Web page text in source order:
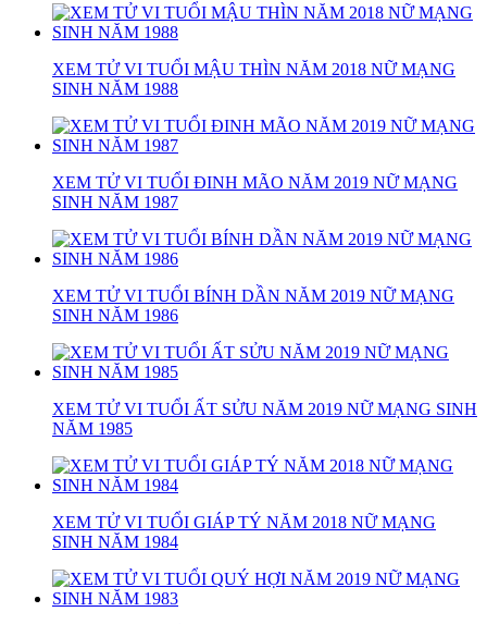
XEM TỬ VI TUỔI MẬU THÌN NĂM 2018 NỮ MẠNG
SINH NĂM 1988
XEM TỬ VI TUỔI ĐINH MÃO NĂM 2019 NỮ MẠNG
SINH NĂM 1987
XEM TỬ VI TUỔI BÍNH DẦN NĂM 2019 NỮ MẠNG
SINH NĂM 1986
XEM TỬ VI TUỔI ẤT SỬU NĂM 2019 NỮ MẠNG SINH
NĂM 1985
XEM TỬ VI TUỔI GIÁP TÝ NĂM 2018 NỮ MẠNG
SINH NĂM 1984